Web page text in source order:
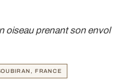
oiseau prenant son envol
FRANCE